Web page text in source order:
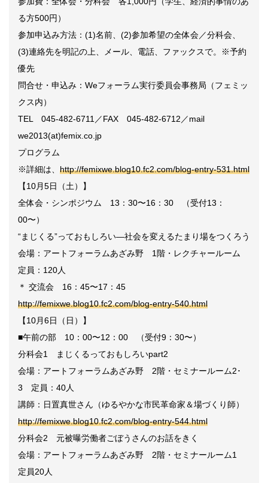
る方500円）
参加申込み方法：(1)名前、(2)参加希望の全体会／分科会、
(3)連絡先を明記の上、メール、電話、ファックスで。※予約
優先
問合せ・申込み：Weフォーラム実行委員会事務局（フェミッ
クス内）
TEL 045-482-6711／FAX 045-482-6712／mail
we2013(at)femix.co.jp
プログラム
※詳細は、 http://femixwe.blog10.fc2.com/blog-entry-531.html
【10月5日（土）】
全体会・シンポジウム 13：30〜16：30 （受付13：
00〜）
“まじくる”っておもしろい―社会を変えるたまり場をつくろう
会場：アートフォーラムあざみ野 1階・レクチャールーム
定員：120人
＊ 交流会 16：45〜17：45
http://femixwe.blog10.fc2.com/blog-entry-540.html
【10月6日（日）】
■午前の部 10：00〜12：00 （受付9：30〜）
分科会1 まじくるっておもしろいpart2
会場：アートフォーラムあざみ野 2階・セミナールーム2･
3 定員：40人
講師：日置真世さん（ゆるやかな市民革命家＆場づくり師）
http://femixwe.blog10.fc2.com/blog-entry-544.html
分科会2 元被曝労働者ごぼうさんのお話をきく
会場：アートフォーラムあざみ野 2階・セミナールーム1
定員20人